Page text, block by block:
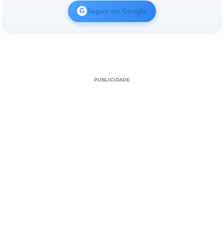
G Seguir no Google
PUBLICIDADE